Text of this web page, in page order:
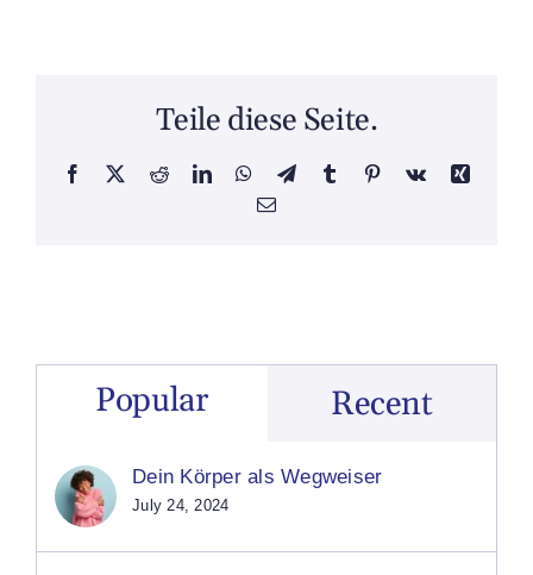
Teile diese Seite.
Facebook RedditLinkedInWhatsApp
TelegramTumblr Pinterest
Vk
Xing
Email
Popular Recent
Dein Körper als Wegweiser
July 24, 2024